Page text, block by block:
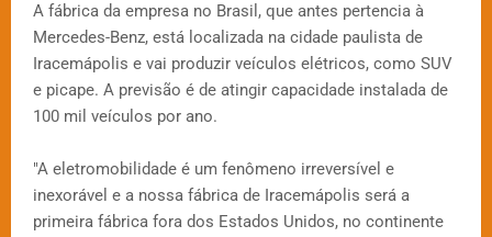
A fábrica da empresa no Brasil, que antes pertencia à
Mercedes-Benz, está localizada na cidade paulista de
Iracemápolis e vai produzir veículos elétricos, como SUV
e picape. A previsão é de atingir capacidade instalada de
100 mil veículos por ano.
"A eletromobilidade é um fenômeno irreversível e
inexorável e a nossa fábrica de Iracemápolis será a
primeira fábrica fora dos Estados Unidos, no continente